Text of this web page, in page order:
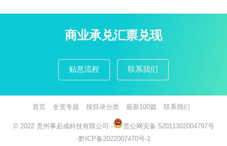
商业承兑汇票兑现
贴息流程 联系我们
首页 全宽专题 按目录分类 最新100篇 联系我们
© 2022 贵州事必成科技有限公司 -
贵公网安备 52011302004797号
-黔ICP备2022007470号-1